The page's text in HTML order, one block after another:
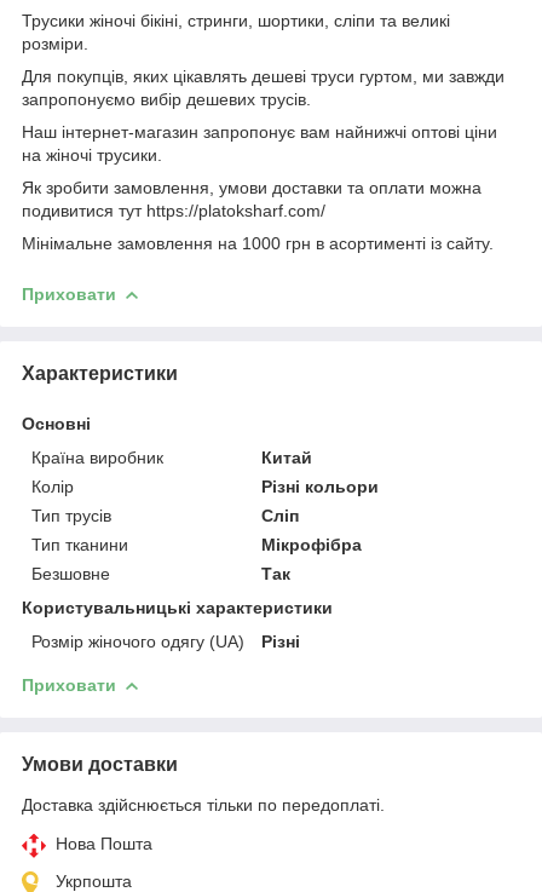
Трусики жіночі бікіні, стринги, шортики, сліпи та великі
розміри.
Для покупців, яких цікавлять дешеві труси гуртом, ми завжди
запропонуємо вибір дешевих трусів.
Наш інтернет-магазин запропонує вам найнижчі оптові ціни
на жіночі трусики.
Як зробити замовлення, умови доставки та оплати можна
подивитися тут https://platoksharf.com/
Мінімальне замовлення на 1000 грн в асортименті із сайту.
Приховати
Характеристики
Основні
Країна виробник
Китай
Колір
Різні кольори
Тип трусів
Сліп
Тип тканини
Мікрофібра
Безшовне
Так
Користувальницькі характеристики
Розмір жіночого одягу (UA)
Різні
Приховати
Умови доставки
Доставка здійснюється тільки по передоплаті.
Нова Пошта
Укрпошта